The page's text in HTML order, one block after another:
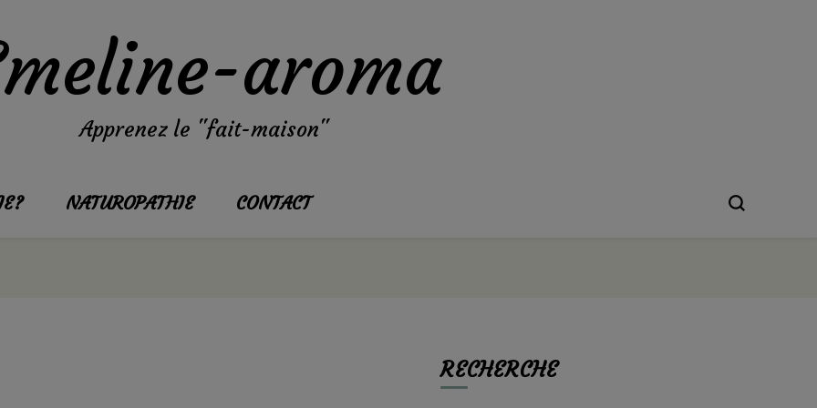
aroma
Apprenez le "fait-maison"
NATUROPATHIE CONTACT
RECHERCHE